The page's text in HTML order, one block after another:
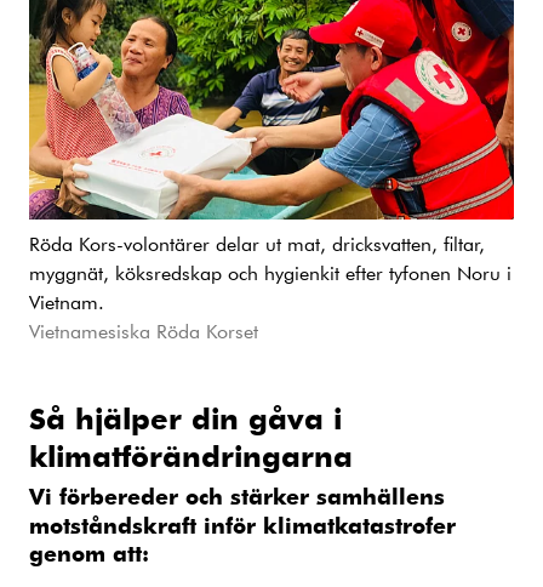
Röda Kors-volontärer delar ut mat, dricksvatten, filtar,
myggnät, köksredskap och hygienkit efter tyfonen Noru i
Vietnam.
Vietnamesiska Röda Korset
Så hjälper din gåva i
klimatförändringarna
Vi förbereder och stärker samhällens
motståndskraft inför klimatkatastrofer
genom att: